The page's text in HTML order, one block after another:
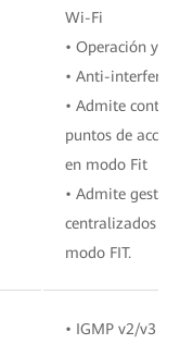
Wi-Fi
• Operación y
• Anti-
• Admite
puntos de
en modo Fit
• Admite
centralizados
modo FIT.
• IGMP v2/v3